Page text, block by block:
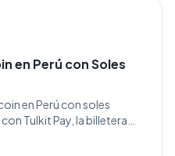
en Perú con Soles
en Perú con soles
Tulkit Pay, la billetera